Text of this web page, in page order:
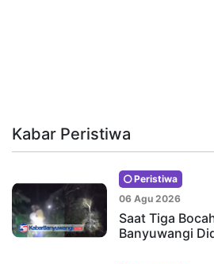
Kabar Peristiwa
Peristiwa
06 Agu 2026
Saat Tiga
Banyuwangi